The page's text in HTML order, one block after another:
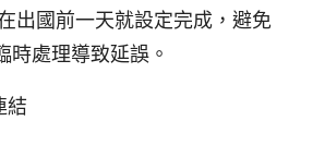
出國前一天就設定完成，避免
時處理導致延誤。
結